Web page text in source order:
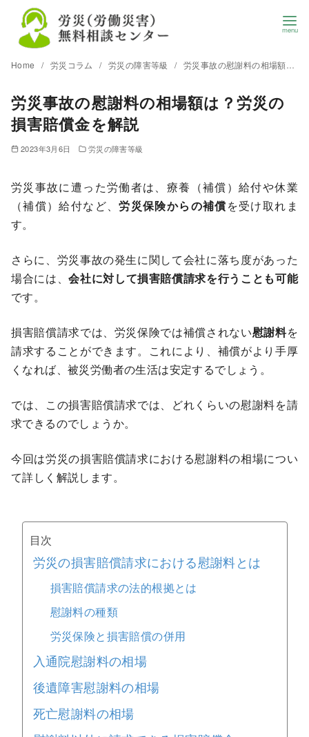
Home 労災コラム 労災の障害等級 労災事故の慰謝料の相場額は？労災の損害賠償金を解説
労災事故の慰謝料の相場額は？労災の
損害賠償金を解説
2023年3月6日 労災の障害等級
労災事故に遭った労働者は、療養（補償）給付や休業
（補償）給付など、労災保険からの補償を受け取れま
す。
さらに、労災事故の発生に関して会社に落ち度があった
場合には、会社に対して損害賠償請求を行うことも可能
です。
損害賠償請求では、労災保険では補償されない慰謝料を
請求することができます。これにより、補償がより手厚
くなれば、被災労働者の生活は安定するでしょう。
では、この損害賠償請求では、どれくらいの慰謝料を請
求できるのでしょうか。
今回は労災の損害賠償請求における慰謝料の相場につい
て詳しく解説します。
目次
労災の損害賠償請求における慰謝料とは
損害賠償請求の法的根拠とは
慰謝料の種類
労災保険と損害賠償の併用
入通院慰謝料の相場
後遺障害慰謝料の相場
死亡慰謝料の相場